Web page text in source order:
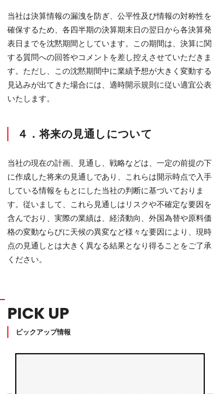
当社は決算情報の漏洩を防ぎ、公平性及び情報の対称性を
確保するため、各四半期の決算期末日の翌日から各決算発
表日までを沈黙期間としています。この期間は、決算に関
する質問への回答やコメントを差し控えさせていただきま
す。ただし、この沈黙期間中に業績予想が大きく変動する
見込みが出てきた場合には、適時開示規則に従い適宜公表
いたします。
４．将来の見通しについて
当社の現在の計画、見通し、戦略などは、一定の前提の下
に作成した将来の見通しであり、これらは開示時点で入手
している情報をもとにした当社の判断に基づいておりま
す。従いまして、これら見通しはリスクや不確定な要因を
含んでおり、実際の業績は、経済動向、外国為替や原料価
格の変動ならびに天候の異変など様々な要因により、現時
点の見通しとは大きく異なる結果となり得ることをご了承
ください。
PICK UP
ピックアップ情報